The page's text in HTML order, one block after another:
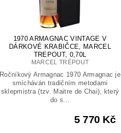
1970 ARMAGNAC VINTAGE V
DÁRKOVÉ KRABIČCE, MARCEL
TREPOUT, 0,70L
MARCEL TRÉPOUT
Ročníkový Armagnac 1970 Armagnac je
smícháván tradičním metodami
sklepmistra (tzv. Maitre de Chai), který
do s...
5 770 Kč